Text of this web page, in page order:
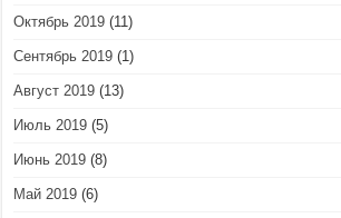
Октябрь 2019 (11)
Сентябрь 2019 (1)
Август 2019 (13)
Июль 2019 (5)
Июнь 2019 (8)
Май 2019 (6)